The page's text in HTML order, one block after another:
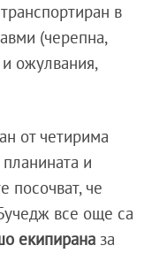
в
(черепна,
ожулвания,
от четирима
и
посочват, че
все още са
екипирана за